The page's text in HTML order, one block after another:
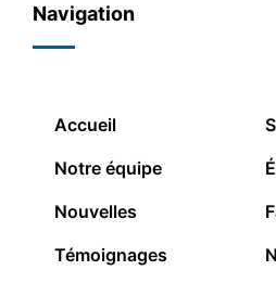
Navigation
Accueil
Notre équipe
Nouvelles
Témoignages